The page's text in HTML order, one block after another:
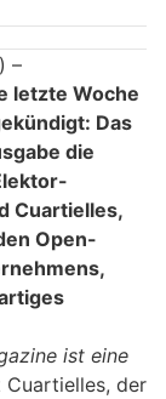
–
letzte Woche
Das
die
Cuartielles,
Open-
ist eine
Cuartielles, der